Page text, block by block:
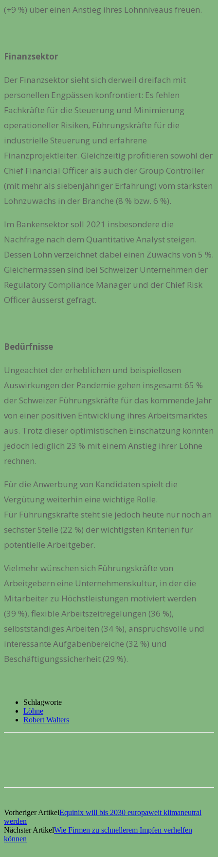
(+9 %) über einen Anstieg ihres Lohnniveaus freuen.
Finanzsektor
Der Finanzsektor sieht sich derweil dreifach mit
personellen Engpässen konfrontiert: Es fehlen
Fachkräfte für die Steuerung und Minimierung
operationeller Risiken, Führungskräfte für die
industrielle Steuerung und erfahrene
Finanzprojektleiter. Gleichzeitig profitieren sowohl der
Chief Financial Officer als auch der Group Controller
(mit mehr als siebenjähriger Erfahrung) vom stärksten
Lohnzuwachs in der Branche (8 % bzw. 6 %).
Im Bankensektor soll 2021 insbesondere die
Nachfrage nach dem Quantitative Analyst steigen.
Dessen Lohn verzeichnet dabei einen Zuwachs von 5 %.
Gleichermassen sind bei Schweizer Unternehmen der
Regulatory Compliance Manager und der Chief Risk
Officer äusserst gefragt.
Bedürfnisse
Ungeachtet der erheblichen und beispiellosen
Auswirkungen der Pandemie gehen insgesamt65 %
der Schweizer Führungskräfte für das kommende Jahr
von einer positiven Entwicklung ihres Arbeitsmarktes
aus. Trotz dieser optimistischen Einschätzung könnten
jedoch lediglich 23 % mit einem Anstieg ihrer Löhne
rechnen.
Für die Anwerbung von Kandidaten spielt die
Vergütung weiterhin eine wichtige Rolle.
Für Führungskräfte steht sie jedoch heute nur noch an
sechster Stelle (22 %) der wichtigsten Kriterien für
potentielle Arbeitgeber.
Vielmehr wünschen sich Führungskräfte von
Arbeitgebern eine Unternehmenskultur, in der die
Mitarbeiter zu Höchstleistungen motiviert werden
(39 %), flexible Arbeitszeitregelungen (36 %),
selbstständiges Arbeiten (34 %), anspruchsvolle und
interessante Aufgabenbereiche (32 %) und
Beschäftigungssicherheit (29 %).
Schlagworte
Löhne
Robert Walters
Vorheriger ArtikelEquinix will bis 2030 europaweit klimaneutral
werden
Nächster ArtikelWie Firmen zu schnellerem Impfen verhelfen
können